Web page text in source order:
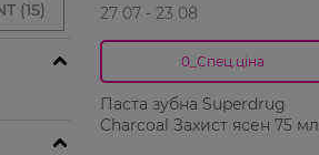
27 07 - 23 08
0_Спец.ціна
Паста зубна Superdrug
Charcoal Захист ясен 75 мл